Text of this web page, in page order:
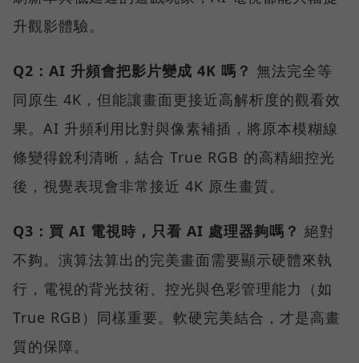
升觀影體驗。
Q2：AI 升頻會把影片變成 4K 嗎？ 無法完全等
同原生 4K，但能讓畫面更接近高解析度的觀看效
果。AI 升頻利用比對與像素補插，將原本模糊線
條變得銳利清晰，結合 True RGB 的高精細控光
後，視覺表現會非常接近 4K 原生畫質。
Q3：買 AI 電視時，只看 AI 處理器夠嗎？ 絕對
不夠。演算法算出的完美畫面需要顯示硬體來執
行，電視的背光技術、控光與色彩管理能力（如
True RGB）同樣重要。軟硬完美結合，才是高畫
質的保障。